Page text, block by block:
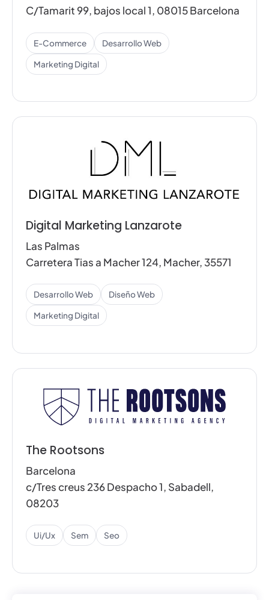
C/Tamarit 99, bajos local 1, 08015 Barcelona
E-Commerce Desarrollo Web
Marketing Digital
Digital Marketing Lanzarote
Las Palmas
Carretera Tias a Macher 124, Macher, 35571
Desarrollo Web Diseño Web
Marketing Digital
The Rootsons
Barcelona
c/Tres creus 236 Despacho 1, Sabadell,
08203
Ui/ux Sem Seo